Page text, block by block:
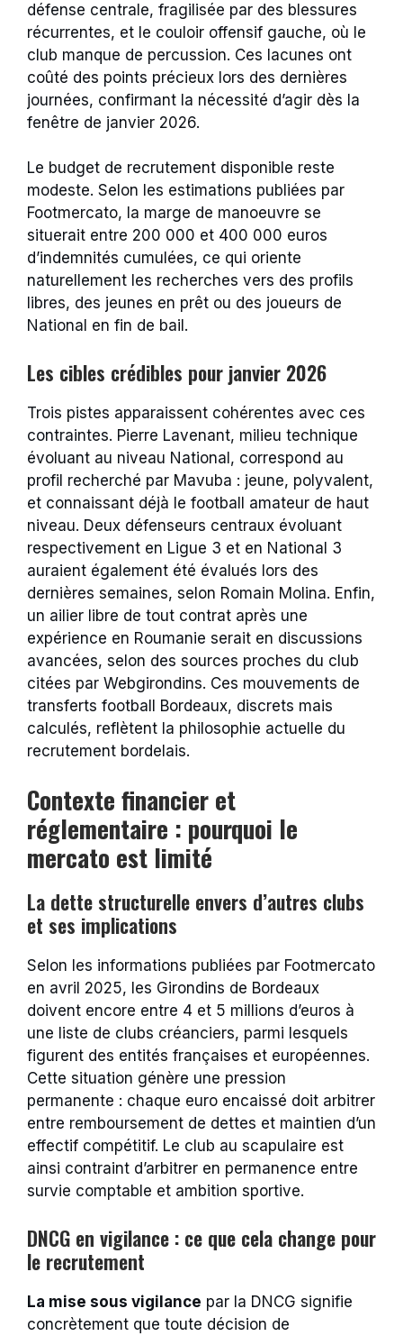
défense centrale, fragilisée par des blessures
récurrentes, et le couloir offensif gauche, où le
club manque de percussion. Ces lacunes ont
coûté des points précieux lors des dernières
journées, confirmant la nécessité d’agir dès la
fenêtre de janvier 2026.
Le budget de recrutement disponible reste
modeste. Selon les estimations publiées par
Footmercato, la marge de manoeuvre se
situerait entre 200 000 et 400 000 euros
d’indemnités cumulées, ce qui oriente
naturellement les recherches vers des profils
libres, des jeunes en prêt ou des joueurs de
National en fin de bail.
Les cibles crédibles pour janvier 2026
Trois pistes apparaissent cohérentes avec ces
contraintes. Pierre Lavenant, milieu technique
évoluant au niveau National, correspond au
profil recherché par Mavuba : jeune, polyvalent,
et connaissant déjà le football amateur de haut
niveau. Deux défenseurs centraux évoluant
respectivement en Ligue 3 et en National 3
auraient également été évalués lors des
dernières semaines, selon Romain Molina. Enfin,
un ailier libre de tout contrat après une
expérience en Roumanie serait en discussions
avancées, selon des sources proches du club
citées par Webgirondins. Ces mouvements de
transferts football Bordeaux, discrets mais
calculés, reflètent la philosophie actuelle du
recrutement bordelais.
Contexte financier et
réglementaire : pourquoi le
mercato est limité
La dette structurelle envers d’autres clubs
et ses implications
Selon les informations publiées par Footmercato
en avril 2025, les Girondins de Bordeaux
doivent encore entre 4 et 5 millions d’euros à
une liste de clubs créanciers, parmi lesquels
figurent des entités françaises et européennes.
Cette situation génère une pression
permanente : chaque euro encaissé doit arbitrer
entre remboursement de dettes et maintien d’un
effectif compétitif. Le club au scapulaire est
ainsi contraint d’arbitrer en permanence entre
survie comptable et ambition sportive.
DNCG en vigilance : ce que cela change pour
le recrutement
La mise sous vigilance par la DNCG signifie
concrètement que toute décision de